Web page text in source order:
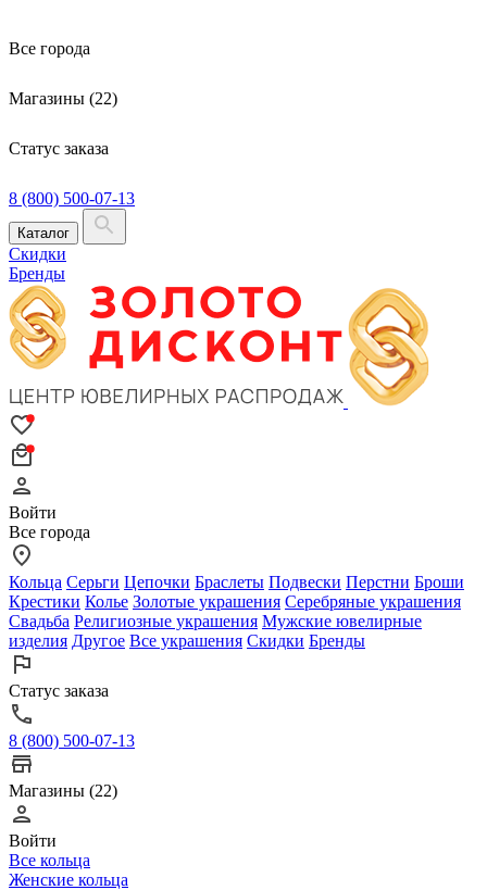
Все города
Магазины (22)
Статус заказа
8 (800) 500-07-13
Каталог
Скидки
Бренды
Войти
Все города
Кольца Серьги Цепочки Браслеты Подвески Перстни Броши
Крестики Колье Золотые украшения Серебряные украшения
Свадьба Религиозные украшения Мужские ювелирные
изделия Другое Все украшения Скидки Бренды
Статус заказа
8 (800) 500-07-13
Магазины (22)
Войти
Все кольца
Женские кольца